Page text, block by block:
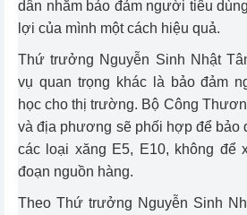
dân nhằm bảo đảm người tiêu
lợi của mình một cách hiệu quả.
Thứ trưởng Nguyễn Sinh Nhật
vụ quan trọng khác là bảo đảm
học cho thị trường. Bộ Công
và địa phương sẽ phối hợp để bảo
các loại xăng E5, E10, không để
đoạn nguồn hàng.
Theo Thứ trưởng Nguyễn Sinh